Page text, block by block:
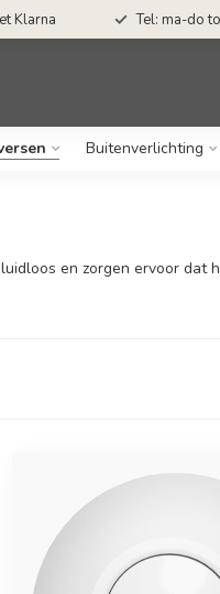
Klarna Tel: ma-do
Buitenverlichting
en zorgen ervoor